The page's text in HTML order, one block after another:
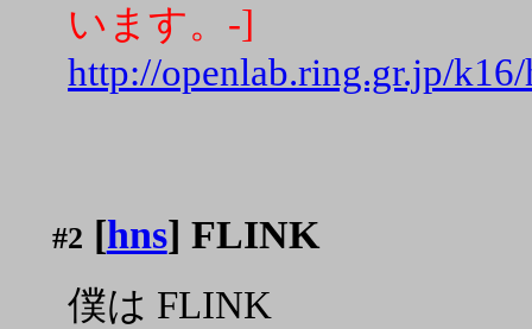
います。-]
http://openlab.ring.gr.jp/
#2 [hns] FLINK
僕は FLINK